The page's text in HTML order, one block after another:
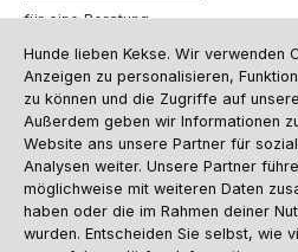
für eine Beratung.
Oder über unserKontaktformular.
Vertrag widerrufen
Kundenservice
Informationen
Hunde lieben Kekse. Wir verwenden
Anzeigen zu personalisieren,
zu können und die Zugriffe auf
Außerdem geben wir Informationen
Website ans unsere Partner für
Analysen weiter. Unsere Partner
möglichweise mit weiteren Daten
haben oder die im Rahmen deiner
wurden. Entscheiden Sie selbst, wie